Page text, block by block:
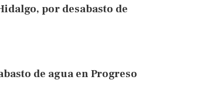
por desabasto de
de agua en Progreso